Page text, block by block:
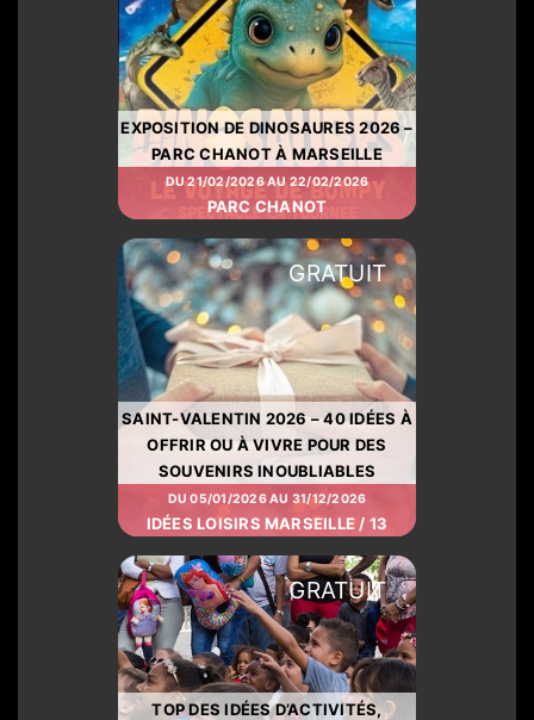
EXPOSITION DE DINOSAURES 2026 –
PARC CHANOT À MARSEILLE
DU 21/02/2026 AU 22/02/2026
PARC CHANOT
GRATUIT
SAINT-VALENTIN 2026 – 40 IDÉES À
OFFRIR OU À VIVRE POUR DES
SOUVENIRS INOUBLIABLES
DU 05/01/2026 AU 31/12/2026
IDÉES LOISIRS MARSEILLE / 13
GRATUIT
TOP DES IDÉES D’ACTIVITÉS,